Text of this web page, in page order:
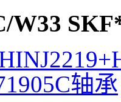
W33
轴承